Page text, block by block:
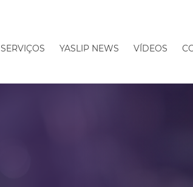
SERVIÇOS YASLIP NEWS VÍDEOS